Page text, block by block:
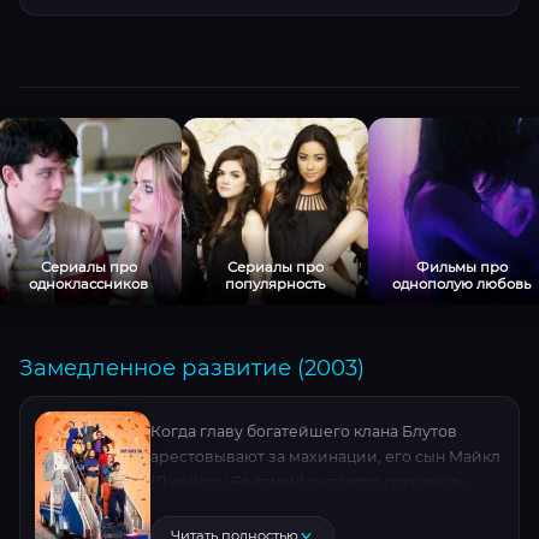
Сериалы про
одноклассников
Сериалы про
популярность
Фильмы про
однополую любовь
Замедленное развитие (2003)
Когда главу богатейшего клана Блутов
арестовывают за махинации, его сын Майкл
родни. Властная мать-алкоголичка
Читать полностью